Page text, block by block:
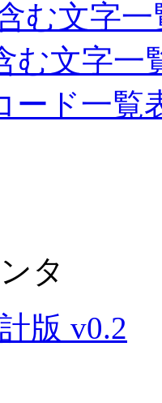
む文字一
む文字一
ード一覧
タ
版 v0.2